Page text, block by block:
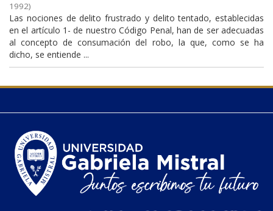
1992)
Las nociones de delito frustrado y delito tentado, establecidas
en el artículo 1- de nuestro Código Penal, han de ser adecuadas
al concepto de consumación del robo, la que, como se ha
dicho, se entiende ...